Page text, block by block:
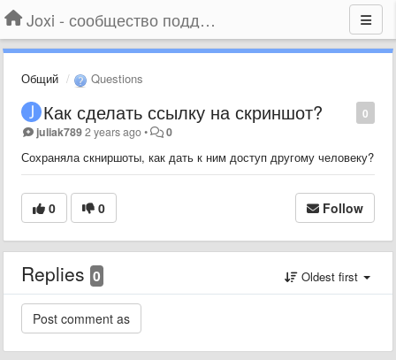
Joxi - сообщество поддержки
Общий Questions
0
Как сделать ссылку на скриншот?
juliak7892 years ago• 0
Сохраняла скниршоты, как дать к ним доступ другому человеку?
0 0 Follow
Replies 0 Oldest first